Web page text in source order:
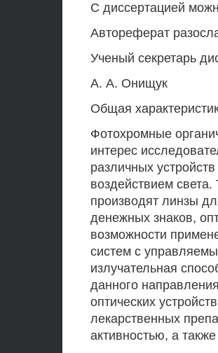
С диссертацией
Автореферат
Ученый секретарь
А. А. Онищук
Общая
Фотохромные
интерес
различных
воздействием
производят линзы
денежных знаков,
возможности
систем с
излучательная
данного
оптических
лекарственных
активностью, а